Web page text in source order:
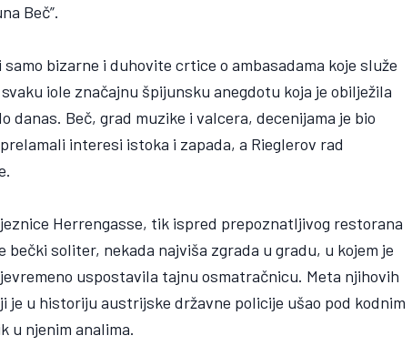
Beč”.
bizarne i duhovite crtice o ambasadama koje služe
iole značajnu špijunsku anegdotu koja je obilježila
danas. Beč, grad muzike i valcera, decenijama je bio
interesi istoka i zapada, a Rieglerov rad
Herrengasse, tik ispred prepoznatljivog restorana
soliter, nekada najviša zgrada u gradu, u kojem je
uspostavila tajnu osmatračnicu. Meta njihovih
je u historiju austrijske državne policije ušao pod kodnim
u njenim analima.